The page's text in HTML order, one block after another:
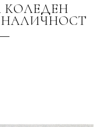
НАЛИЧНОСТ